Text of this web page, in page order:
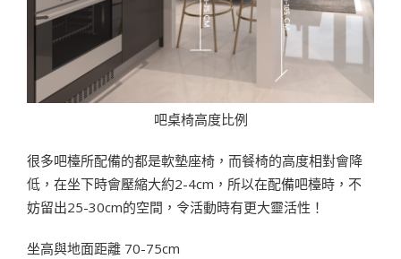
吧桌椅高度比例
很多吧檯所配備的都是軟墊座椅，而餐椅的高度相對會降
低，在坐下時會壓縮大約2-4cm，所以在配備吧檯時，不
妨留出25-30cm的空間，令活動時有更大靈活性！
坐高與地面距離 70-75cm